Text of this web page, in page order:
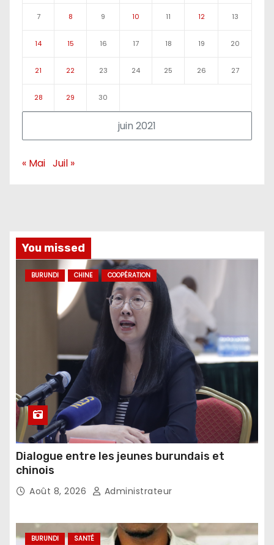
juin 2021
7 8 9 10 11 12 13
14 15 16 17 18 19 20
21 22 23 24 25 26 27
28 29 30
« Mai Juil »
You missed
BURUNDI CHINE COOPÉRATION
Dialogue entre les jeunes burundais et
chinois
Août 8, 2026 Administrateur
BURUNDI SANTÉ